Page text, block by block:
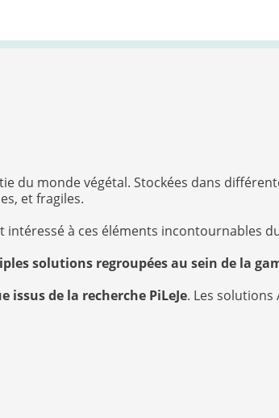
du monde végétal. Stockées dans
et fragiles.
intéressé à ces éléments incontournables
solutions regroupées au sein de la
issus de la recherche PiLeJe. Les solutions